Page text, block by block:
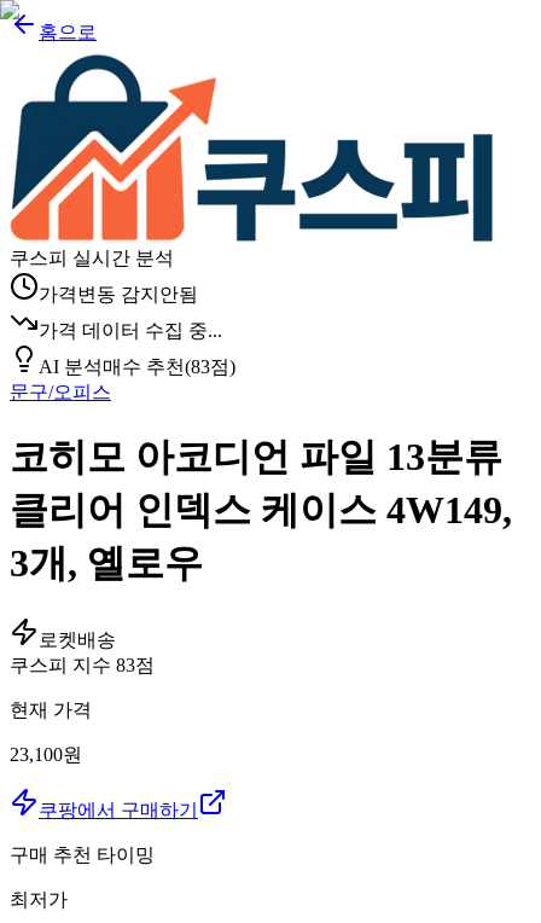
홈으로
쿠스피 실시간 분석
가격변동 감지안됨
가격 데이터 수집 중...
AI 분석매수 추천(83점)
문구/오피스
코히모 아코디언 파일 13분류
클리어 인덱스 케이스 4W149,
3개, 옐로우
로켓배송
쿠스피 지수 83점
현재 가격
23,100원
쿠팡에서 구매하기
구매 추천 타이밍
최저가